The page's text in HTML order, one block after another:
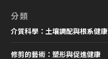
分類
介質科學：土壤調配與根系健康
修剪的藝術：塑形與促進健康